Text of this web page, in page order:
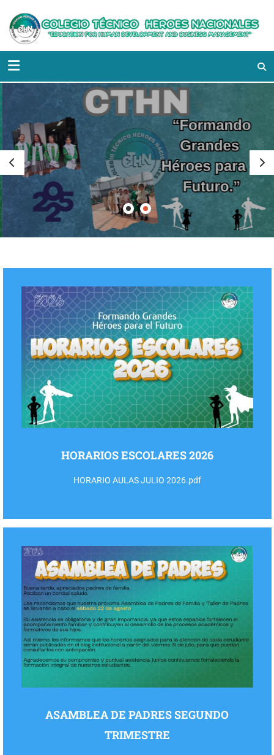
HORARIOS ESCOLARES 2026
HORARIO AULAS JULIO 2026.pdf
ASAMBLEA DE PADRES SEGUNDO
TRIMESTRE